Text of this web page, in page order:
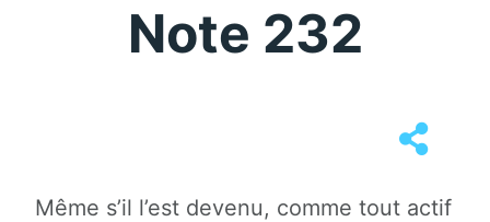
Note 232
Même s’il l’est devenu, comme tout actif